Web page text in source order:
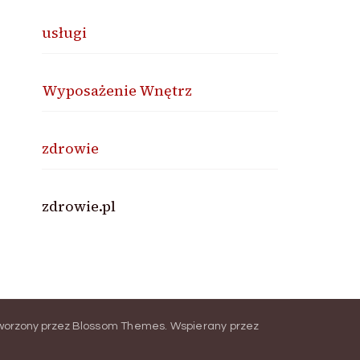
usługi
Wyposażenie Wnętrz
zdrowie
zdrowie.pl
przez Blossom Themes. Wspierany przez